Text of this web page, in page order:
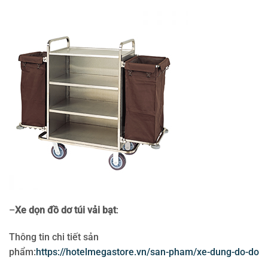
–Xe dọn đồ dơ túi vải bạt:
Thông tin chi tiết sản
phẩm:https://hotelmegastore.vn/san-pham/xe-dung-do-do